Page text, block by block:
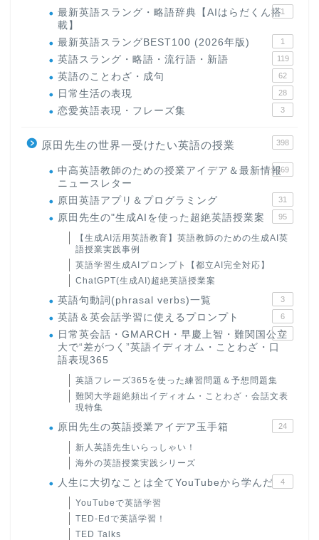
最新英語スラング・略語辞典【AIはらだくん搭
載】
1
最新英語スラングBEST100 (2026年版) 1
英語スラング・略語・流行語・新語 119
英語のことわざ・成句 62
日常生活の表現 28
恋愛英語表現・フレーズ集 3
原田先生の世界一受けたい英語の授業 398
中高英語教師のための授業アイデア＆最新情報
ニュースレター
169
原田英語アプリ＆プログラミング 31
原田先生の"生成AIを使った超絶英語授業案 95
【生成AI活用英語教育】英語教師のための生成AI英
語授業実践事例
英語学習生成AIプロンプト【都立AI完全対応】
ChatGPT(生成AI)超絶英語授業案
英語句動詞(phrasal verbs)一覧 3
英語＆英会話学習に使えるプロンプト 6
日常英会話・GMARCH・早慶上智・難関国公立
大で“差がつく”英語イディオム・ことわざ・口
語表現365
22
英語フレーズ365を使った練習問題＆予想問題集
難関大学超絶頻出イディオム・ことわざ・会話文表
現特集
原田先生の英語授業アイデア玉手箱 24
新人英語先生いらっしゃい！
海外の英語授業実践シリーズ
人生に大切なことは全てYouTubeから学んだ 4
YouTubeで英語学習
TED-Edで英語学習！
TED Talks